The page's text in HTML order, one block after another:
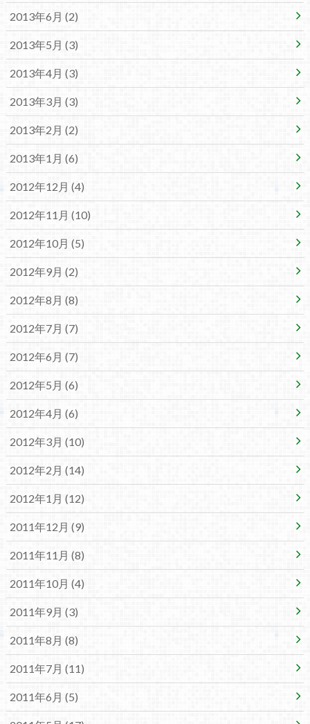
2013年6月 (2)
2013年5月 (3)
2013年4月 (3)
2013年3月 (3)
2013年2月 (2)
2013年1月 (6)
2012年12月 (4)
2012年11月 (10)
2012年10月 (5)
2012年9月 (2)
2012年8月 (8)
2012年7月 (7)
2012年6月 (7)
2012年5月 (6)
2012年4月 (6)
2012年3月 (10)
2012年2月 (14)
2012年1月 (12)
2011年12月 (9)
2011年11月 (8)
2011年10月 (4)
2011年9月 (3)
2011年8月 (8)
2011年7月 (11)
2011年6月 (5)